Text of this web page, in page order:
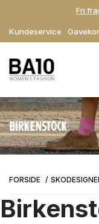
Kundeservice
Fri
FORSIDE